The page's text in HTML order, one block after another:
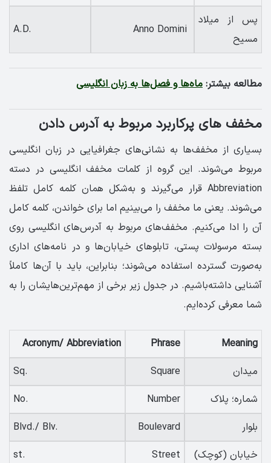
پس از میلاد
مسیح
Anno Domini
A.D.
مطالعه بیشتر: ماه‌ها و فصل‌ها به زبان انگلیسی
مخفف های پرکاربرد مربوط به آدرس دادن
بسیاری از مخفف‌ها به نشانی‌های جغرافیایی در زبان انگلیسی
مربوط می‌شوند. این گروه از کلمات مخفف انگلیسی در دسته
Abbreviation قرار می‌گیرند و به‌شکل همان کلمه کامل تلفظ
می‌شوند. یعنی ما مخفف را می‌بینیم اما برای خواندن، کلمه کامل
آن را ادا می‌کنیم. مخفف‌های مربوط به آدرس‌های انگلیسی روی
بسته مرسولات پستی، تابلوهای خیابان‌ها و در نامه‌های اداری
به‌صورت گسترده استفاده می‌شوند؛ بنابراین، باید با آن‌ها کاملاً
آشنایی داشته‌باشیم. در جدول زیر برخی از مهم‌ترین‌هایشان را به
شما معرفی کرده‌ایم.
Meaning
Phrase
Acronym/ Abbreviation
میدان
Square
Sq.
شماره؛ پلاک
Number
No.
بلوار
Boulevard
Blvd./ Blv.
خیابان (کوچک)
Street
st.